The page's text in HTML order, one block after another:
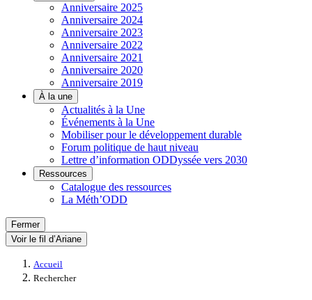
Anniversaire 2025
Anniversaire 2024
Anniversaire 2023
Anniversaire 2022
Anniversaire 2021
Anniversaire 2020
Anniversaire 2019
À la une
Actualités à la Une
Événements à la Une
Mobiliser pour le développement durable
Forum politique de haut niveau
Lettre d’information ODDyssée vers 2030
Ressources
Catalogue des ressources
La Méth’ODD
Fermer
Voir le fil d’Ariane
Accueil
Rechercher